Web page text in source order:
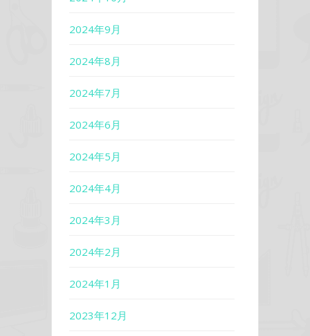
2024年9月
2024年8月
2024年7月
2024年6月
2024年5月
2024年4月
2024年3月
2024年2月
2024年1月
2023年12月